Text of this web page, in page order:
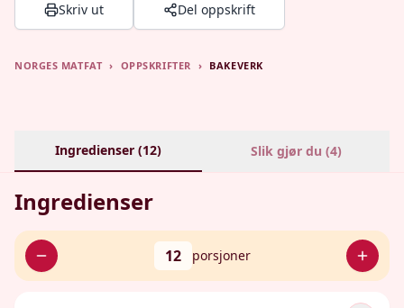
Skriv ut Del oppskrift
NORGES MATFAT › OPPSKRIFTER › BAKEVERK
Ingredienser (12) Slik gjør du (4)
Ingredienser
12 porsjoner